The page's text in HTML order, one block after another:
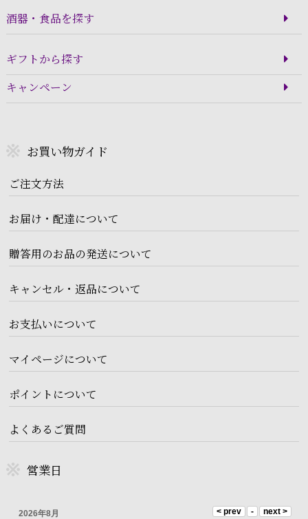
酒器・食品を探す
ギフトから探す
キャンペーン
お買い物ガイド
ご注文方法
お届け・配達について
贈答用のお品の発送について
キャンセル・返品について
お支払いについて
マイページについて
ポイントについて
よくあるご質問
営業日
2026年8月